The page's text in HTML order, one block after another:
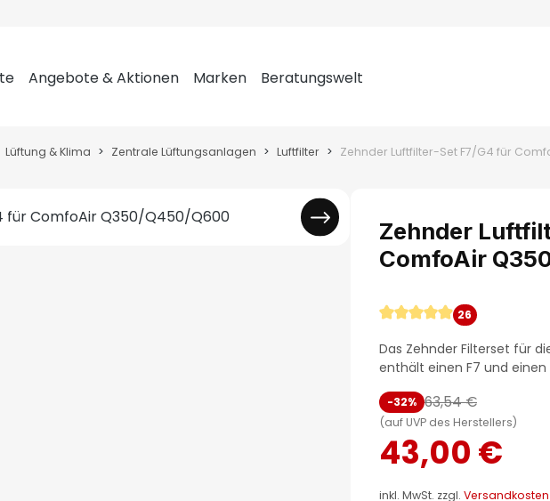
Angebote & Aktionen Marken Beratungswelt
Lüftung & Klima Zentrale Lüftungsanlagen Luftfilter
Zehnder
ComfoAir
Durchschnittliche
26
Das Zehnder Filterset für
enthält einen F7 und
-32% 63,54 €
(auf UVP des Herstellers)
43,00 €
inkl. MwSt. zzgl. Versandkosten